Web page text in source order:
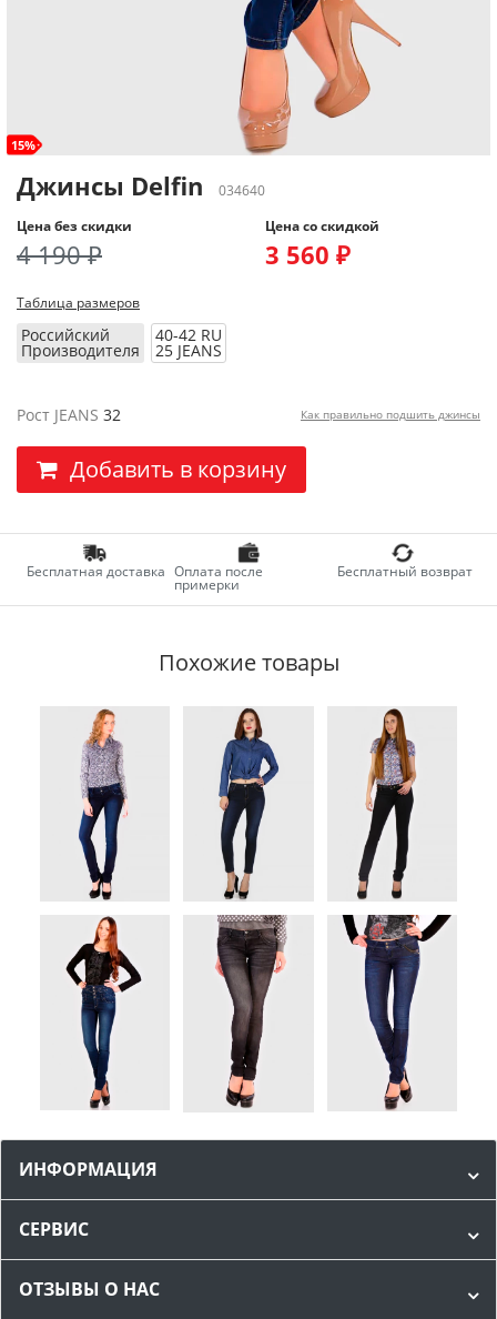
15%
Джинсы Delfin
034640
Цена без скидки
4 190 ₽
Цена со скидкой
3 560 ₽
Таблица размеров
Российский
Производителя
40-42 RU
25 JEANS
Рост JEANS 32 Как правильно подшить джинсы
Добавить в корзину
Бесплатная доставка Оплата после
примерки
Бесплатный возврат
Похожие товары
ИНФОРМАЦИЯ
СЕРВИС
ОТЗЫВЫ О НАС